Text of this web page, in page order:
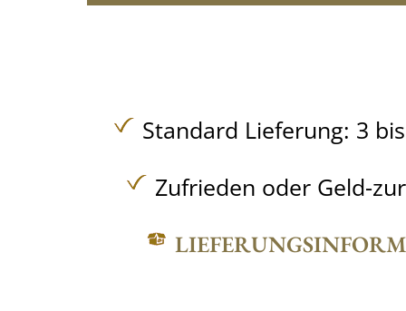
Standard Lieferung: 3
Zufrieden oder Geld-